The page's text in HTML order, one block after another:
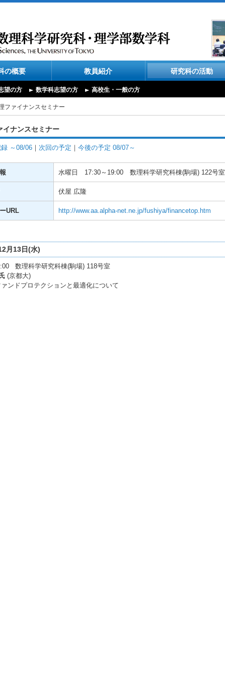
の概要 教員紹介 研究科の活動
望の方 数学科志望の方 高校生・一般の方
ファイナンスセミナー
イナンスセミナー
～08/06 ｜ 次回の予定 ｜ 今後の予定 08/07～
水曜日 17:30～19:00 数理科学研究科棟(駒場) 122号室
伏屋 広隆
URL http://www.aa.alpha-net.ne.jp/fushiya/financetop.htm
月13日(水)
数理科学研究科棟(駒場) 118号室
(京都大)
ンドプロテクションと最適化について